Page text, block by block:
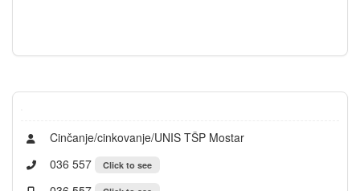
Cinčanje/cinkovanje/UNIS TŠP Mostar
036 557
Click to see